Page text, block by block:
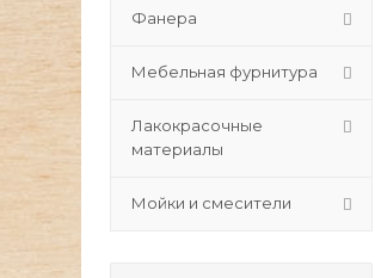
Фанера
Мебельная фурнитура
Лакокрасочные
материалы
Мойки и смесители